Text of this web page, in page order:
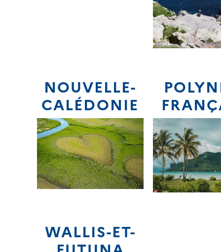
NOUVELLE-
CALÉDONIE
WALLIS-ET-